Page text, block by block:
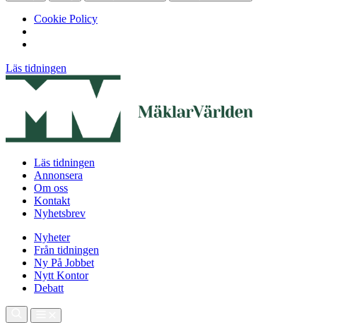
Cookie Policy
Läs tidningen
Läs tidningen
Annonsera
Om oss
Kontakt
Nyhetsbrev
Nyheter
Från tidningen
Ny På Jobbet
Nytt Kontor
Debatt